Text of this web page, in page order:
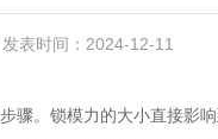
表时间：2024-12-11
骤。锁模力的大小直接影